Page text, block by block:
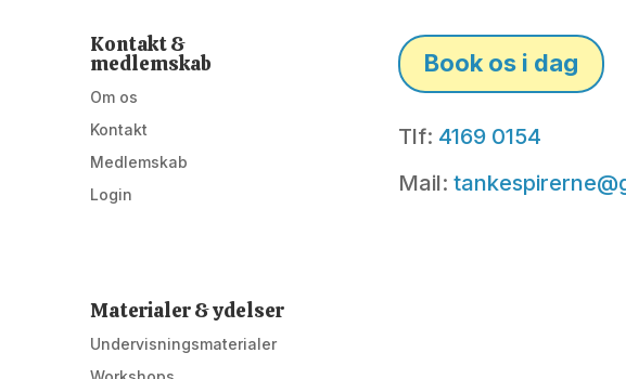
Kontakt &
medlemskab
Om os
Kontakt
Medlemskab
Login
Materialer & ydelser
Undervisningsmaterialer
Book os i dag
Tlf: 4169 0154
Mail: